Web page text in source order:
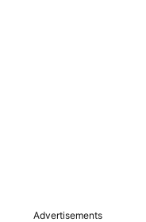
Advertisements